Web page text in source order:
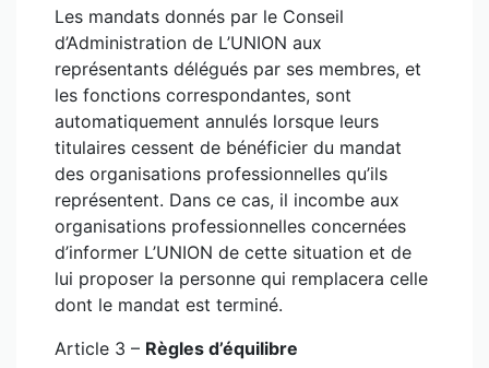
Les mandats donnés par le Conseil
d’Administration de L’UNION aux
représentants délégués par ses membres, et
les fonctions correspondantes, sont
automatiquement annulés lorsque leurs
titulaires cessent de bénéficier du mandat
des organisations professionnelles qu’ils
représentent. Dans ce cas, il incombe aux
organisations professionnelles concernées
d’informer L’UNION de cette situation et de
lui proposer la personne qui remplacera celle
dont le mandat est terminé.
Article 3 – Règles d’équilibre